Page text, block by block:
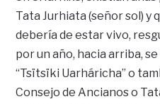
Tata Jurhiata (señor sol) y
debería de estar vivo,
por un año, hacia arriba,
“Tsïtsïki Uarháricha” o
Consejo de Ancianos o